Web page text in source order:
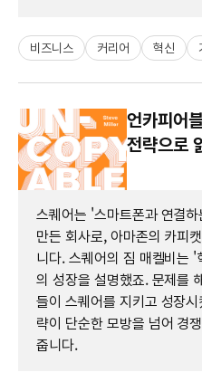
비즈니스 커리어 혁신
언카피어
전략으로
스퀘어는 '스마트폰과 연결
만든 회사로, 아마존의 카피
니다. 스퀘어의 짐 매켈비는
의 성장을 설명했죠. 문제를
들이 스퀘어를 지키고 성장
략이 단순한 모방을 넘어 경
줍니다.